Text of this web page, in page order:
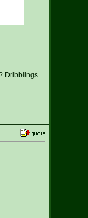
Dribblings